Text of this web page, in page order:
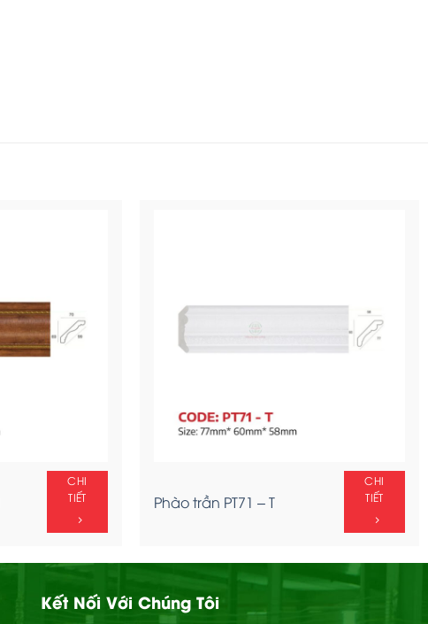
CHI
TIẾT
Phào trần PT71 – T
CHI
TIẾT
Kết Nối Với Chúng Tôi